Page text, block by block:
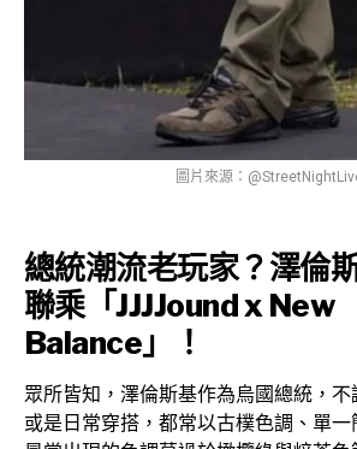
圖片來源：
總統潮流老玩家？澤倫
聯乘「JJJJound x New
Balance」！
眾所皆知，澤倫斯基作為烏國總統，不
或是日常穿搭，都常以古樸色調、單